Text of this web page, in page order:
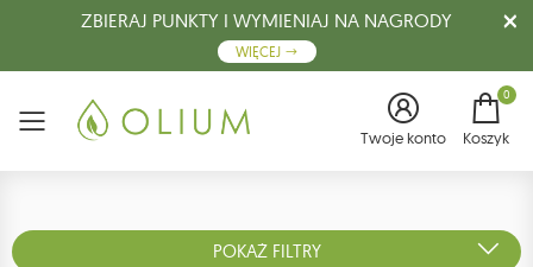
ZBIERAJ PUNKTY I WYMIENIAJ NA NAGRODY
WIĘCEJ
Menu Twoje konto
0
Koszyk
POKAŻ FILTRY